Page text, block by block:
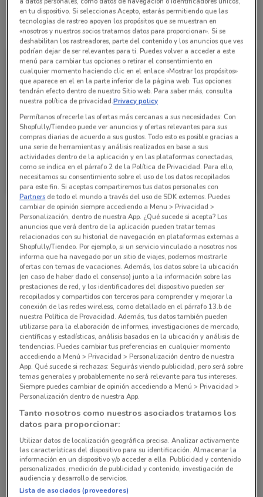
Todas las ofertas de esta tienda
SuperISSSTE
Caduca el 06/09
Sucursales SuperISSSTE alrededor
Calz. México Xochimilco No. 5713, Col. la Noria,
Ciudad De México
13 km
Av. Heroíca Escuela Naval Militar s/n esq. con
Tepetlapa, Col. Alianza Popular Revolucionaria,
Ciudad De México
15.3 km
Av. Tepetlapa s/n, esq. Escuela Naval Militar, Col.
México
Av. San Fernando 15 (Al interior de la Delegacion
ISSSTE Sur) Col. Toriello Guerra Ciudad De
México
en tu dispositivo. Si seleccionas Acepto, estarás permitiendo que las
tecnologías de rastreo apoyen los propósitos que se muestran en
«nosotros y nuestros socios tratamos datos para proporcionar». Si se
deshabilitan los rastreadores, parte del contenido y los anuncios que ves
podrían dejar de ser relevantes para ti. Puedes volver a acceder a este
menú para cambiar tus opciones o retirar el consentimiento en
cualquier momento haciendo clic en el enlace «Mostrar los propósitos»
que aparece en el en la parte inferior de la página web. Tus opciones
tendrán efecto dentro de nuestro Sitio web. Para saber más, consulta
nuestra política de privacidad.Privacy policy
Permítanos ofrecerle las ofertas más cercanas a sus necesidades: Con
Shopfully/Tiendeo puede ver anuncios y ofertas relevantes para sus
compras diarias de acuerdo a sus gustos. Todo esto es posible gracias a
una serie de herramientas y análisis realizados en base a sus
actividades dentro de la aplicación y en las plataformas conectadas,
como se indica en el párrafo 2 de la Política de Privacidad. Para ello,
necesitamos su consentimiento sobre el uso de los datos recopilados
para este fin. Si aceptas compartiremos tus datos personales con
Partners de todo el mundo a través del uso de SDK externos. Puedes
cambiar de opinión siempre accediendo a Menu > Privacidad >
Personalización, dentro de nuestra App. ¿Qué sucede si acepta? Los
anuncios que verá dentro de la aplicación pueden tratar temas
relacionados con su historial de navegación en plataformas externas a
Shopfully/Tiendeo. Por ejemplo, si un servicio vinculado a nosotros nos
informa que ha navegado por un sitio de viajes, podemos mostrarle
ofertas con temas de vacaciones. Además, los datos sobre la ubicación
(en caso de haber dado el consenso) junto a la información sobre las
prestaciones de red, y los identificadores del dispositivo pueden ser
recopilados y compartidos con terceros para comprender y mejorar la
conexión de las redes wireless, como detallado en el párrafo 13.b de
nuestra Política de Provacidad. Además, tus datos también pueden
utilizarse para la elaboración de informes, investigaciones de mercado,
científicas y estadísticas, análisis basados en la ubicación y análisis de
tendencias. Puedes cambiar tus preferencias en cualquier momento
accediendo a Menú > Privacidad > Personalización dentro de nuestra
App. Qué sucede si rechazas: Seguirás viendo publicidad, pero será sobre
temas generales y probablemente no será relevante para tus intereses.
Siempre puedes cambiar de opinión accediendo a Menú > Privacidad >
Personalización dentro de nuestra App.
Tanto nosotros como nuestros asociados tratamos los
datos para proporcionar:
Utilizar datos de localización geográfica precisa. Analizar activamente
las características del dispositivo para su identificación. Almacenar la
información en un dispositivo y/o acceder a ella. Publicidad y contenido
personalizados, medición de publicidad y contenido, investigación de
audiencia y desarrollo de servicios.
Lista de asociados (proveedores)